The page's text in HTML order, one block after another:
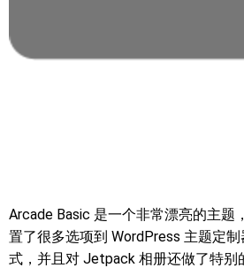
Arcade Basic 是一个非常漂亮的主题
置了很多选项到 WordPress 主题定
式，并且对 Jetpack 相册还做了特别